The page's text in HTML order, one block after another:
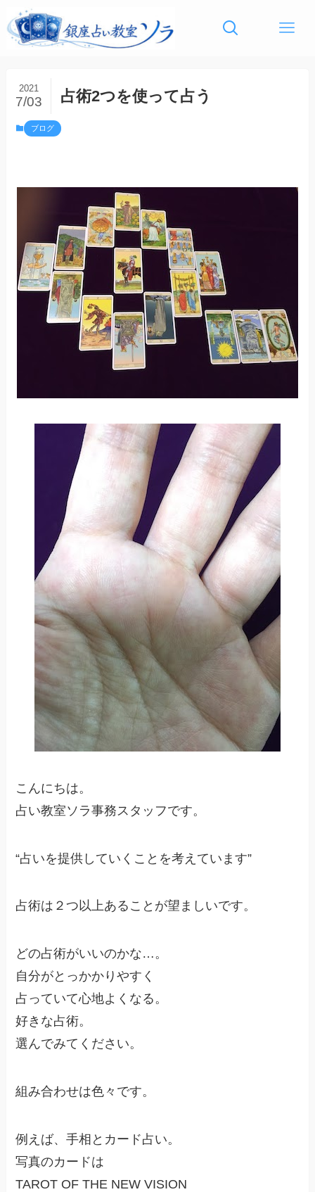
占術2つを使って占う
2021
7/03
ブログ
こんにちは。
占い教室ソラ事務スタッフです。
“占いを提供していくことを考えています”
占術は２つ以上あることが望ましいです。
どの占術がいいのかな…。
自分がとっかかりやすく
占っていて心地よくなる。
好きな占術。
選んでみてください。
組み合わせは色々です。
例えば、手相とカード占い。
写真のカードは
TAROT OF THE NEW VISION